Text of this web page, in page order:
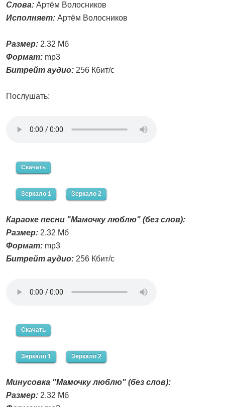
Слова: Артём Волосников
Исполняет: Артём Волосников
Размер: 2.32 Мб
Формат: mp3
Битрейт аудио: 256 Кбит/с
Послушать:
Скачать
Зеркало 1 Зеркало 2
Караоке песни "Мамочку люблю" (без слов):
Размер: 2.32 Мб
Формат: mp3
Битрейт аудио: 256 Кбит/с
Скачать
Зеркало 1 Зеркало 2
Минусовка "Мамочку люблю" (без слов):
Размер: 2.32 Мб